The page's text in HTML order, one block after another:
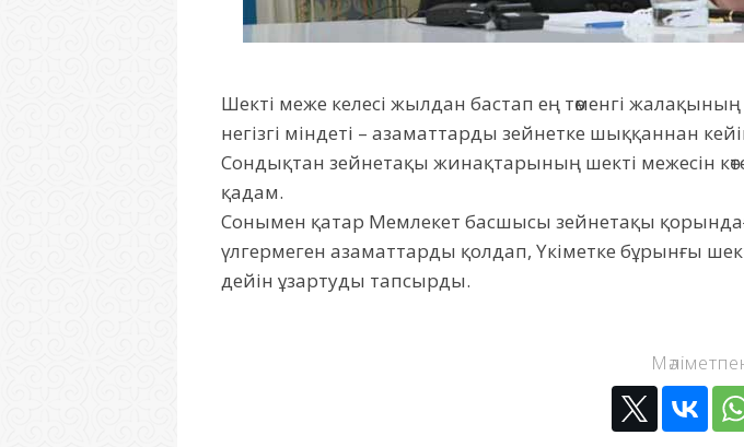
Шекті меже келесі жылдан бастап ең төменгі жалақының
негізгі міндеті – азаматтарды зейнетке шыққаннан
Сондықтан зейнетақы жинақтарының шекті межесін
қадам.
Сонымен қатар Мемлекет басшысы зейнетақы
үлгермеген азаматтарды қолдап, Үкіметке бұрынғы
дейін ұзартуды тапсырды.